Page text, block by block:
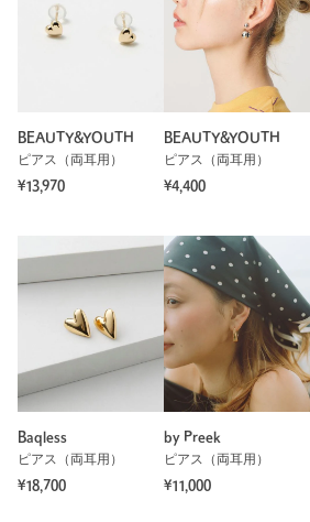
BEAUTY&YOUTH
ピアス（両耳用）
¥13,970
BEAUTY&YOUTH
ピアス（両耳用）
¥4,400
Baqless
ピアス（両耳用）
¥18,700
by Preek
ピアス（両耳用）
¥11,000